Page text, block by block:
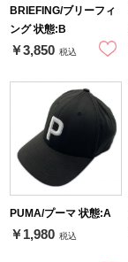
BRIEFING/ブリーフィ
ング 状態:B
￥3,850 税込
PUMA/プーマ 状態:A
￥1,980 税込